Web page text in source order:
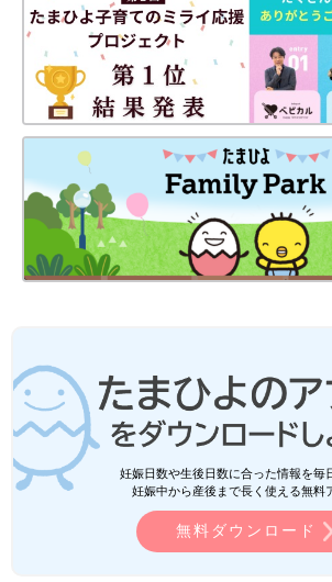
妊娠日数や生後日数に合った情報を毎
妊娠中から産後まで長く使える無料
無料ダウンロード